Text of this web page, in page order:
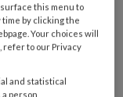
en lees 2
this menu to
by clicking the
Your choices will
refer to our Privacy
and statistical
a person